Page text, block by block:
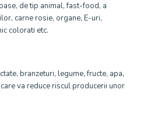
de tip animal, fast-food, a
carne rosie, organe, E-uri,
colorati etc.
branzeturi, legume, fructe, apa,
va reduce riscul producerii unor